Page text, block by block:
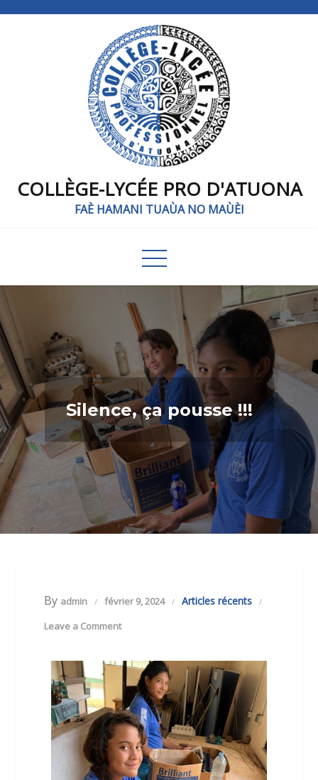
COLLÈGE-LYCÉE PRO D'ATUONA
FAÈ HAMANI TUAÙA NO MAÙÈI
Silence, ça pousse !!!
By admin février 9, 2024 Articles récents
Leave a Comment